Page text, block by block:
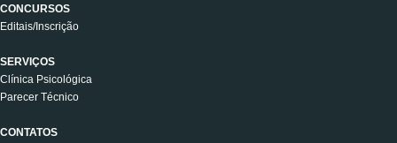
CONCURSOS
Editais/Inscrição
SERVIÇOS
Clínica Psicológica
Parecer Técnico
CONTATOS